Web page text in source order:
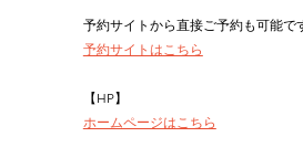
予約サイトから直接ご予約も可能で
予約サイトはこちら
【HP】
ホームページはこちら